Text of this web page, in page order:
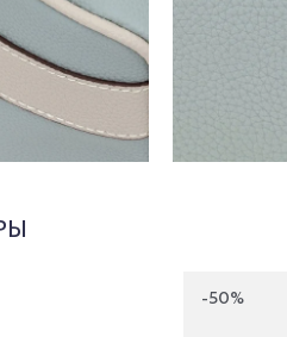
-50%